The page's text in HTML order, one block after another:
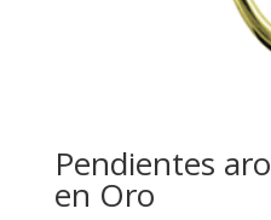
Pendientes
en Oro